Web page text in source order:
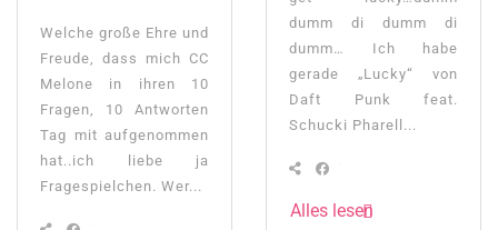
Welche große Ehre und
Freude, dass mich CC
Melone in ihren 10
Fragen, 10 Antworten
Tag mit aufgenommen
hat..ich liebe ja
Fragespielchen. Wer...
dumm di dumm di
dumm… Ich habe
gerade „Lucky“ von
Daft Punk feat.
Schucki Pharell...
Alles lesen